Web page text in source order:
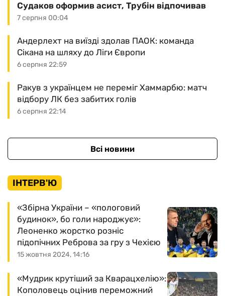
7 серпня 00:04
Судаков оформив асист, Трубін відпочивав
6 серпня 22:59
Андерлехт на виїзді здолав ПАОК: команда
Сікана на шляху до Ліги Європи
6 серпня 22:14
Ракув з українцем не переміг Хаммарбю: матч
відбору ЛК без забитих голів
Всі новини
ІНТЕРВ'Ю
15 жовтня 2024, 14:16
«Збірна України – «пологовий
будинок», бо голи народжує»:
Леоненко жорстко розніс
підопічних Реброва за гру з Чехією
«Мудрик крутіший за Кварацхелію»:
Кополовець оцінив переможний